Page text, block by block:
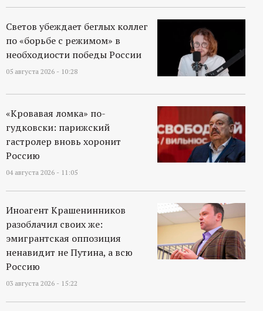
Светов убеждает беглых коллег
по «борьбе с режимом» в
необходиости победы России
05 августа 2026 - 10:28
«Кровавая ломка» по-
гудковски: парижский
гастролер вновь хоронит
Россию
04 августа 2026 - 11:05
Иноагент Крашенинников
разоблачил своих же:
эмигрантская оппозиция
ненавидит не Путина, а всю
Россию
03 августа 2026 - 15:22